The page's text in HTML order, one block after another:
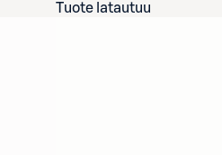
Tuote latautuu